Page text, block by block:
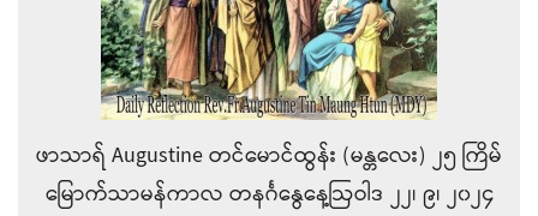
ဖာသာရ် Augustine တင်မောင်ထွန်း (မန္တလေး) ၂၅ ကြိမ်
မြောက်သာမန်ကာလ တနင်္ဂနွေနေ့ဩဝါဒ ၂၂၊ ၉၊ ၂၀၂၄